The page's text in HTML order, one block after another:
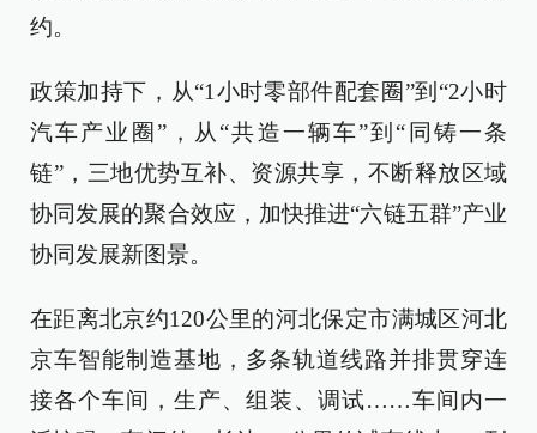
约。
政策加持下，从“1小时零部件配套圈”到“2小时
汽车产业圈”，从“共造一辆车”到“同铸一条
链”，三地优势互补、资源共享，不断释放区域
协同发展的聚合效应，加快推进“六链五群”产业
协同发展新图景。
在距离北京约120公里的河北保定市满城区河北
京车智能制造基地，多条轨道线路并排贯穿连
接各个车间，生产、组装、调试……车间内一